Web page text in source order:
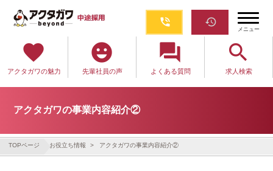
phone_in_talk restore
メニュー
favorite
アクタガワの魅力
emoji_emotions
先輩社員の声
question_answer
よくある質問
search
求人検索
アクタガワの事業内容紹介②
TOPページ お役立ち情報 アクタガワの事業内容紹介②